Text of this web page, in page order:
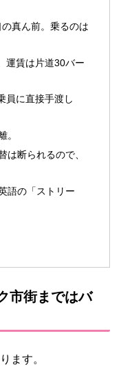
真ん前。乗るのは
運賃は片道30バー
員に直接手渡し
。
は断られるので、
語の「ストリー
市街まではバ
ます。